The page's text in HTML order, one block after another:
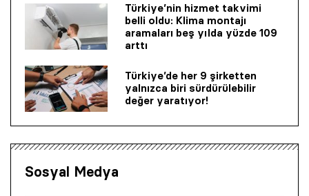
Türkiye’nin hizmet takvimi
belli oldu: Klima montajı
aramaları beş yılda yüzde 109
arttı
Türkiye’de her 9 şirketten
yalnızca biri sürdürülebilir
değer yaratıyor!
Sosyal Medya